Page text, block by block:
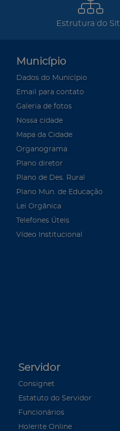
Estrutura do
Município
Dados do Município
Email para contato
Galeria de fotos
Nossa cidade
Mapa da Cidade
Organograma
Plano diretor
Plano de Des. Rural
Plano Mun. de Educação
Lei Orgânica
Telefones Úteis
Vídeo Institucional
Servidor
Consignet
Estatuto do Servidor
Funcionários
Holerite Online